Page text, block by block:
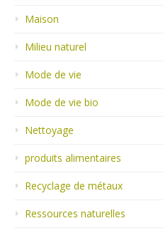
Maison
Milieu naturel
Mode de vie
Mode de vie bio
Nettoyage
produits alimentaires
Recyclage de métaux
Ressources naturelles